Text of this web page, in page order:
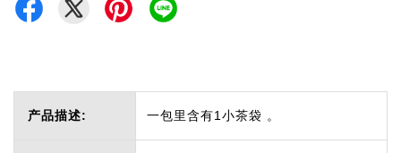
产品描述: 一包里含有1小茶袋 。